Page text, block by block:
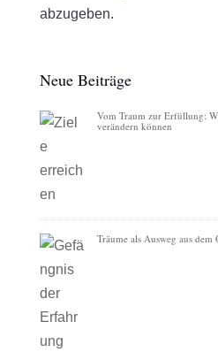
abzugeben.
Neue Beiträge
Vom Traum zur Erfüllung:
verändern können
Träume als Ausweg aus